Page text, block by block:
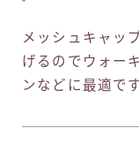
メッシュキャッ
げるのでウォー
ンなどに最適です